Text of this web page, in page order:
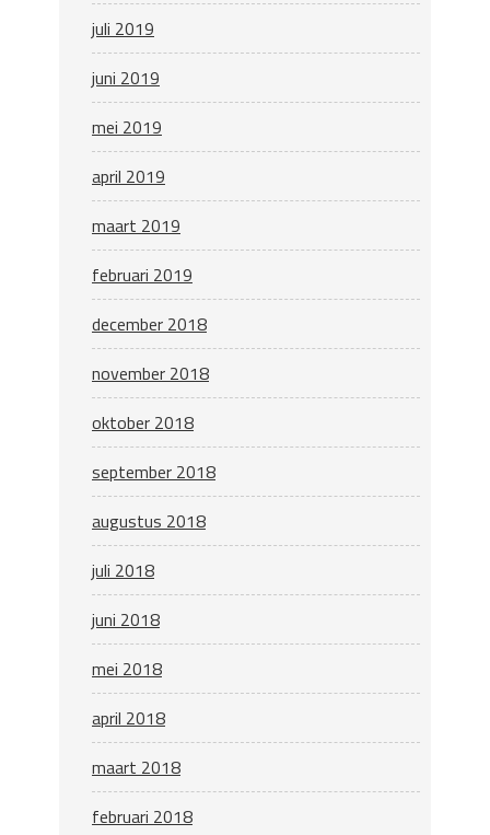
juli 2019
juni 2019
mei 2019
april 2019
maart 2019
februari 2019
december 2018
november 2018
oktober 2018
september 2018
augustus 2018
juli 2018
juni 2018
mei 2018
april 2018
maart 2018
februari 2018